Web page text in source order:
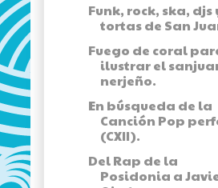
Funk, rock, ska, djs
tortas de San
Fuego de coral
ilustrar el
nerjeño.
En búsqueda de la
Canción Pop
(CXII).
Del Rap de la
Posidonia a